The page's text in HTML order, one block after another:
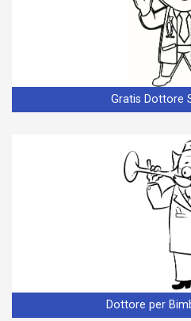
Gratis Dottore
Dottore per